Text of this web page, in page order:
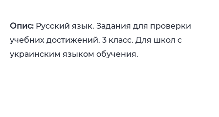
Опис: Русский язык. Задания для проверки
учебних достижений. 3 класс. Для школ с
украинским языком обучения.